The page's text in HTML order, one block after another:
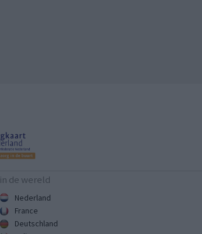
in de wereld
Nederland
France
Deutschland